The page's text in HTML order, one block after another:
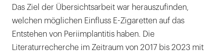
Das Ziel der Übersichtsarbeit war herauszufinden,
welchen möglichen Einfluss E-Zigaretten auf das
Entstehen von Periimplantitis haben. Die
Literaturrecherche im Zeitraum von 2017 bis 2023 mit